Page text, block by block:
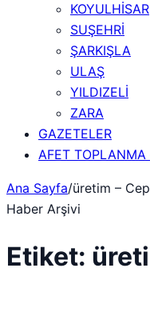
KOYULHİSAR
SUŞEHRİ
ŞARKIŞLA
ULAŞ
YILDIZELİ
ZARA
GAZETELER
AFET
Ana Sayfa/üretim –
Haber Arşivi
Etiket: